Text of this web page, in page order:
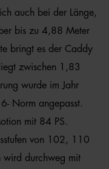
auch bei der Länge,
bis zu 4,88 Meter
bringt es der Caddy
zwischen 1,83
wurde im Jahr
Norm angepasst.
mit 84 PS.
von 102, 110
wird durchweg mit